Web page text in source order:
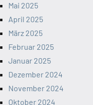
Mai 2025
April 2025
März 2025
Februar 2025
Januar 2025
Dezember 2024
November 2024
Oktober 2024